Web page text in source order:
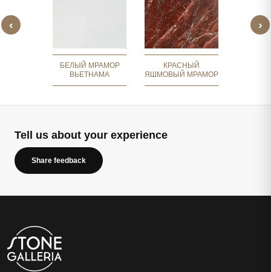
‹
БЕЛЫЙ МРАМОР
ВЬЕТНАМА
КРАСНЫЙ
ЯШМОВЫЙ МРАМОР
›
Tell us about your experience
Share feedback